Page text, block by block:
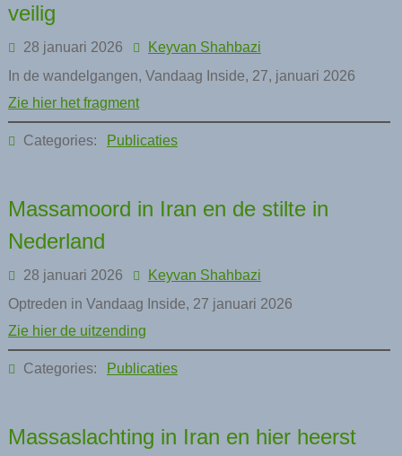
veilig
28 januari 2026
Keyvan Shahbazi
In de wandelgangen, Vandaag Inside, 27, januari 2026
Zie hier het fragment
Categories: Publicaties
Massamoord in Iran en de stilte in
Nederland
28 januari 2026
Keyvan Shahbazi
Optreden in Vandaag Inside, 27 januari 2026
Zie hier de uitzending
Categories: Publicaties
Massaslachting in Iran en hier heerst